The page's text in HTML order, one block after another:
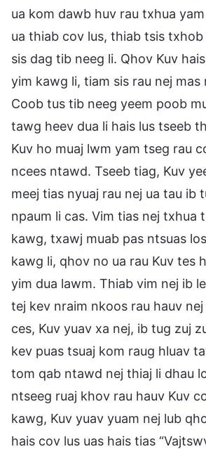
ua kom dawb huv rau txhua
ua thiab cov lus, thiab tsis
sis dag tib neeg li. Qhov Kuv
yim kawg li, tiam sis rau nej mas
Coob tus tib neeg yeem poob
tawg heev dua li hais lus tseeb
Kuv ho muaj lwm yam tseg rau
ncees ntawd. Tseeb tiag, Kuv
meej tias nyuaj rau nej ua tau ib
npaum li cas. Vim tias nej txhua
kawg, txawj muab pas ntsuas
kawg li, qhov no ua rau Kuv tes
yim dua lawm. Thiab vim nej ib
tej kev nraim nkoos rau hauv
ces, Kuv yuav xa nej, ib tug zuj
kev puas tsuaj kom raug hluav
tom qab ntawd nej thiaj li dhau
ntseeg ruaj khov rau hauv Kuv
kawg, Kuv yuav yuam nej lub
hais cov lus uas hais tias